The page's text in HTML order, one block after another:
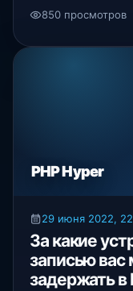
которым
течение
утечке
850 просмотров
PHP Hyper
29 июня 2022,
За какие
записью вас
задержать в